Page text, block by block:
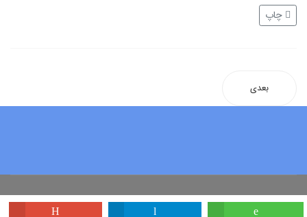
چاپ
بعدی
Copyright 2020 - Rahmanschool.ir